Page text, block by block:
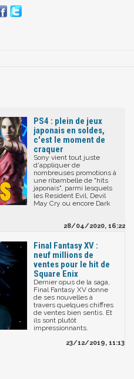
PS4 : plein de jeux
japonais en soldes,
c'est le moment de
craquer
Sony vient tout juste
d'appliquer de
nombreuses promotions à
une ribambelle de "hits
japonais", parmi lesquels
les Resident Evil, Devil
May Cry ou encore Dark
28/04/2020, 16:22
Final Fantasy XV :
neuf millions de
ventes pour le hit de
Square Enix
Dernier opus de la saga,
Final Fantasy XV donne
de ses nouvelles à
travers quelques chiffres
de ventes bien sentis. Et
ils sont plutôt
impressionnants.
23/12/2019, 11:13